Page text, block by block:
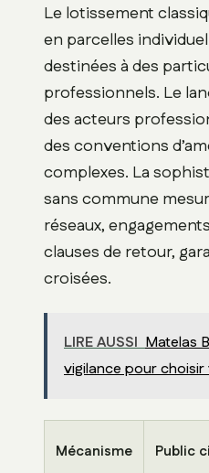
Le lotissement
en parcelles
destinées à des
professionnels. Le
des acteurs
des conventions
complexes. La
sans commune
réseaux,
clauses de retour,
croisées.
LIRE AUSSI Matelas
vigilance pour
Mécanisme Public